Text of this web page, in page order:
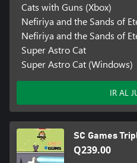
Cats with Guns (Xbox)
Nefiriya and the Sands of
Nefiriya and the Sands of
Super Astro Cat
Super Astro Cat (Windows)
IR AL
SC Games
Q239.00